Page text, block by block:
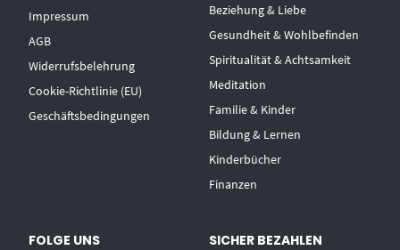
Impressum
AGB
Widerrufsbelehrung
Cookie-Richtlinie (EU)
Geschäftsbedingungen
Beziehung & Liebe
Gesundheit & Wohlbefinden
Spiritualität & Achtsamkeit
Meditation
Familie & Kinder
Bildung & Lernen
Kinderbücher
Finanzen
FOLGE UNS SICHER BEZAHLEN